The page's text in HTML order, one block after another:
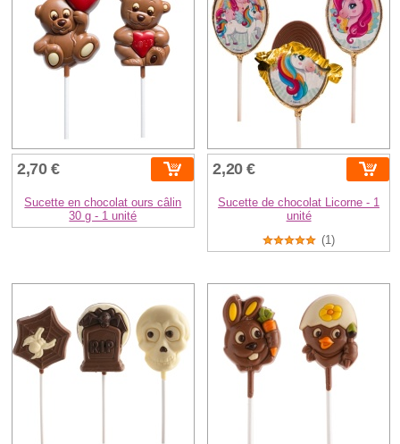
2,70 €
Sucette en chocolat ours câlin
30 g - 1 unité
2,20 €
Sucette de chocolat Licorne - 1
unité
(1)